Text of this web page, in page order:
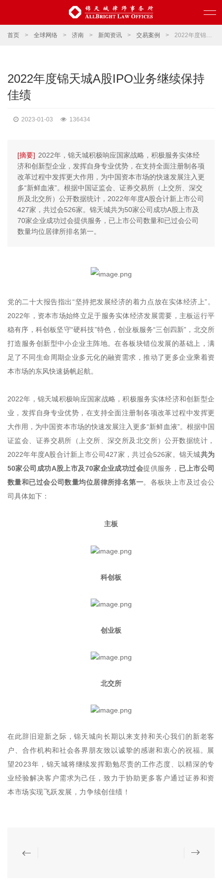
首页 > 全球网络 > 济南 > 新闻资讯 > 交易案例 > 2022年度锦天城A股IPO业务继续保持佳绩
2022年度锦天城A股IPO业务继续保持
佳绩
2023-01-03 136434
[摘要] 2022年，锦天城积极响应国家战略，积极服务实体经
济和创新型企业，发挥自身专业优势，在支持全面注册制各项
改革过程中发挥更大作用，为中国资本市场的快速发展注入更
多“新鲜血液”。根据中国证监会、证券交易所（上交所、深交
所及北交所）公开数据统计，2022年年度A股合计新上市公司
427家，共过会526家。锦天城共为50家公司成功A股上市及
70家企业成功过会提供服务，已上市公司数量和已过会公司
数量均位居律所排名第一。
党的二十大报告指出“坚持把发展经济的着力点放在实体经济上”。
2022年，资本市场始终立足于服务实体经济发展需要，主板运行平
稳有序，科创板坚守“硬科技”特色，创业板服务“三创四新”，北交所
打造服务创新型中小企业主阵地。在各板块错位发展的基础上，满
足了不同生命周期企业多元化的融资需求，推动了更多企业乘着资
本市场的东风快速扬帆起航。
2022年，锦天城积极响应国家战略，积极服务实体经济和创新型企
业，发挥自身专业优势，在支持全面注册制各项改革过程中发挥更
大作用，为中国资本市场的快速发展注入更多“新鲜血液”。根据中国
证监会、证券交易所（上交所、深交所及北交所）公开数据统计，
2022年年度A股合计新上市公司427家，共过会526家。锦天城共为
50家公司成功A股上市及70家企业成功过会提供服务， 已上市公司
数量和已过会公司数量均位居律所排名第一。各板块上市及过会公
司具体如下：
主板
科创板
创业板
北交所
在此辞旧迎新之际，锦天城向长期以来支持和关心我们的新老客
户、合作机构和社会各界朋友致以诚挚的感谢和衷心的祝福。展
望2023年，锦天城将继续发挥勤勉尽责的工作态度、以精深的专
业经验解决客户需求为己任，致力于协助更多客户通过证券和资
本市场实现飞跃发展，力争续创佳绩！